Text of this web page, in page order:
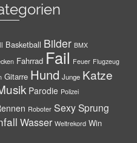
Basketball Bilder BMX
Fahrrad Fail Feuer Flugzeug
Gitarre Hund Junge Katze
Parodie Polizei
Roboter SexySprung
Wasser Weltrekord Win